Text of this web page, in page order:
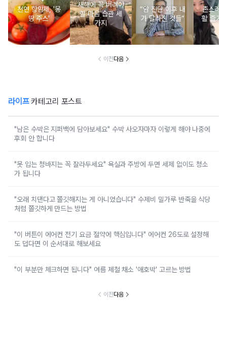
천연 항암제, '몽
땅 주스'
새해에 꼭 버려야
할 마음 습관 세
가지
“암 진단 이후 내
가 달라진 것들”
촌스러
활 즐기
이전다음
라이프카테고리 포스트
"남은 수박은 지퍼백에 담아보세요" 수박 사오자마자 이렇게 해야 나중에
후회 안 합니다
"못 입는 청바지는 꼭 잘라두세요" 욕실과 주방에 두면 세제 없이도 청소
가 됩니다
"오래 치댄다고 쫄깃해지는 게 아니었습니다" 수제비 밀가루 반죽을 식당
처럼 쫄깃하게 만드는 방법
"이 버튼이 에어컨 전기 요금 절약에 핵심입니다" 에어컨 26도로 설정해
도 덥다면 이 순서대로 해보세요
"이 부분만 체크하면 됩니다" 여름 제철 채소 '애호박' 고르는 방법
이전다음